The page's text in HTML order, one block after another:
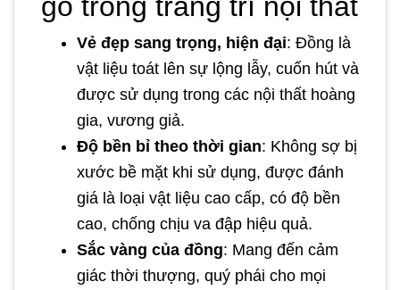
Vẻ đẹp sang trọng, hiện đại: Đồng là
vật liệu toát lên sự lộng lẫy, cuốn hút và
được sử dụng trong các nội thất hoàng
gia, vương giả.
Độ bền bỉ theo thời gian: Không sợ bị
xước bề mặt khi sử dụng, được đánh
giá là loại vật liệu cao cấp, có độ bền
cao, chống chịu va đập hiệu quả.
Sắc vàng của đồng: Mang đến cảm
giác thời thượng, quý phái cho mọi